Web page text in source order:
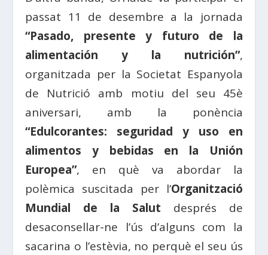
passat 11 de desembre a la jornada
“Pasado, presente y futuro de la
alimentación y la nutrición”,
organitzada per la Societat Espanyola
de Nutrició amb motiu del seu 45è
aniversari, amb la ponència
“Edulcorantes: seguridad y uso en
alimentos y bebidas en la Unión
Europea”, en què va abordar la
polèmica suscitada per l’Organització
Mundial de la Salut després de
desaconsellar-ne l’ús d’alguns com la
sacarina o l’estèvia, no perquè el seu ús